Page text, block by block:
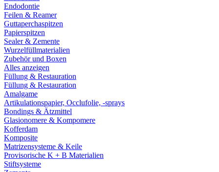
Endodontie
Feilen & Reamer
Guttaperchaspitzen
Papierspitzen
Sealer & Zemente
Wurzelfüllmaterialien
Zubehör und Boxen
Alles anzeigen
Füllung & Restauration
Füllung & Restauration
Amalgame
Artikulationspapier, Occlufolie, -sprays
Bondings & Ätzmittel
Glasionomere & Kompomere
Kofferdam
Komposite
Matrizensysteme & Keile
Provisorische K + B Materialien
Stiftsysteme